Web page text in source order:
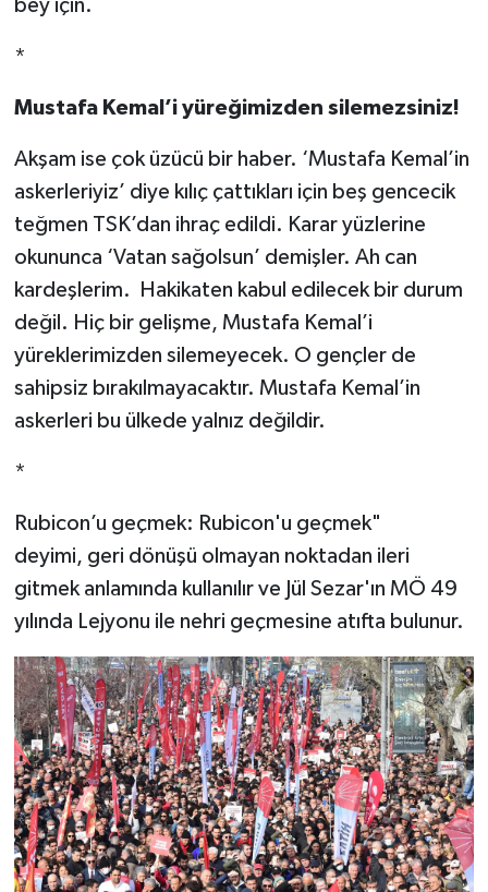
bey için.
*
Mustafa Kemal’i yüreğimizden silemezsiniz!
Akşam ise çok üzücü bir haber. ‘Mustafa Kemal’in
askerleriyiz’ diye kılıç çattıkları için beş gencecik
teğmen TSK’dan ihraç edildi. Karar yüzlerine
okununca ‘Vatan sağolsun’ demişler. Ah can
kardeşlerim. Hakikaten kabul edilecek bir durum
değil. Hiç bir gelişme, Mustafa Kemal’i
yüreklerimizden silemeyecek. O gençler de
sahipsiz bırakılmayacaktır. Mustafa Kemal’in
askerleri bu ülkede yalnız değildir.
*
Rubicon’u geçmek: Rubicon'u geçmek"
deyimi, geri dönüşü olmayan noktadan ileri
gitmek anlamında kullanılır ve Jül Sezar'ın MÖ 49
yılında Lejyonu ile nehri geçmesine atıfta bulunur.